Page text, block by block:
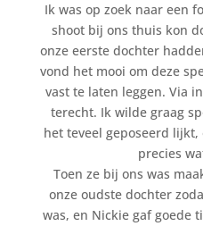
Ik was op zoek naar een
shoot bij ons thuis kon
onze eerste dochter
vond het mooi om deze
vast te laten leggen. Via
terecht. Ik wilde graag
het teveel geposeerd
precies
Toen ze bij ons was
onze oudste dochter
was, en Nickie gaf goede